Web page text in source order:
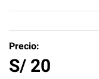
Precio:
S/ 20